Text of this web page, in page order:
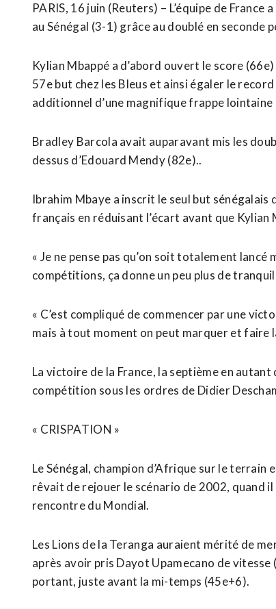
PARIS, 16 juin (Reuters) – L’équipe de
au Sénégal (3-1) grâce au doublé en
Kylian Mbappé a d’abord ouvert le score
57e but chez les Bleus et ainsi égaler le
additionnel d’une magnifique frappe lointaine
Bradley Barcola avait auparavant mis les
dessus d’Edouard Mendy (82e)..
Ibrahim Mbaye a inscrit le seul ​but
français en réduisant l’écart avant que
« Je ne pense pas qu’on soit ‌totalement
compétitions, ça donne un peu plus de
« C’est compliqué de commencer par une
mais à tout moment ​on peut marquer et faire
La victoire de la France, la septième en
compétition sous les ordres de Didier
« CRISPATION »
Le Sénégal, champion d’Afrique sur le
rêvait de rejouer le scénario de 2002, quand
rencontre du Mondial.
Les Lions de la Teranga auraient mérité de
après avoir pris Dayot Upamecano de vitesse
portant, juste avant la mi-temps (45e+6).